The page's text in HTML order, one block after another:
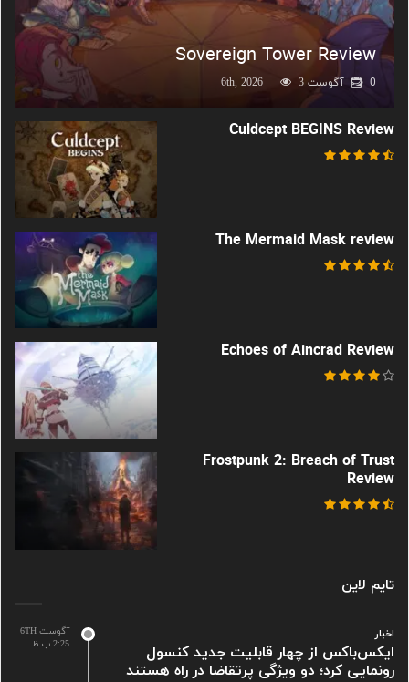
Sovereign Tower Review
آگوست 6th, 2026 3 0
Culdcept BEGINS Review
The Mermaid Mask review
Echoes of Aincrad Review
Frostpunk 2: Breach of Trust
Review
تایم لاین
آگوست 6TH
2:25 ب.ظ
اخبار
ایکس‌باکس از چهار قابلیت جدید کنسول
رونمایی کرد؛ دو ویژگی پرتقاضا در راه هستند